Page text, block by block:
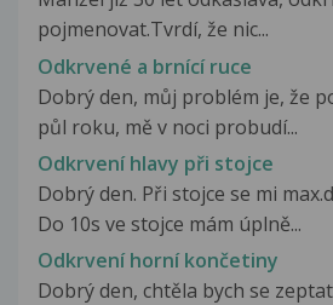
pojmenovat.Tvrdí, že nic...
Odkrvené a brnící ruce
Dobrý den, můj problém je, že
půl roku, mě v noci probudí...
Odkrvení hlavy při stojce
Dobrý den. Při stojce se mi
Do 10s ve stojce mám úplně...
Odkrvení horní končetiny
Dobrý den, chtěla bych se